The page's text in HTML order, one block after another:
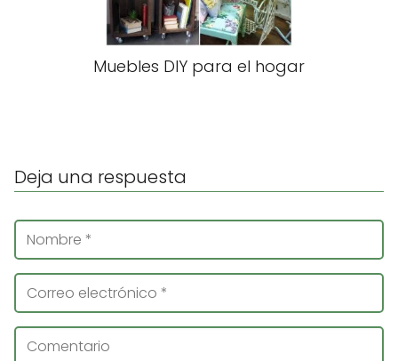
Muebles DIY para el hogar
Deja una respuesta